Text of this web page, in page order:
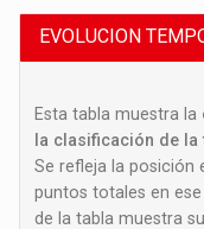
EVOLUCION
Esta tabla muestra la
la clasificación de la
Se refleja la posición
puntos totales en
de la tabla muestra